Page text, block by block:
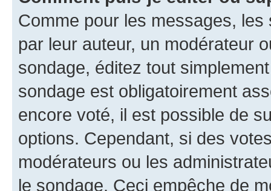
Comme pour les messages,
par leur auteur, un modérateur
sondage, éditez tout
sondage est obligatoirement
encore voté, il est possible de
options. Cependant, si des
modérateurs ou les
le sondage. Ceci empêche de